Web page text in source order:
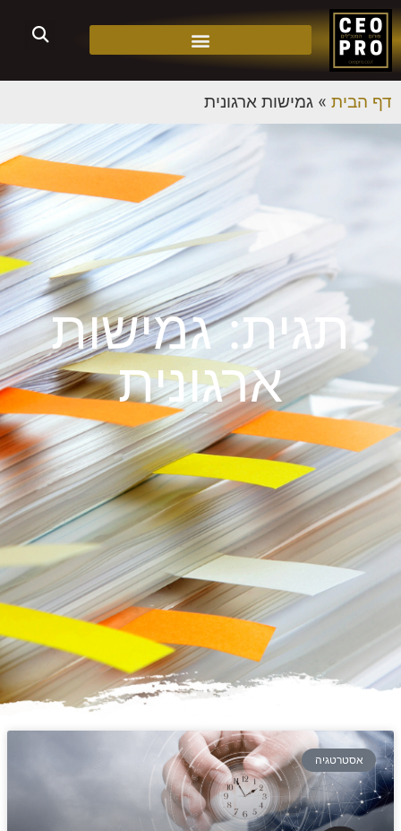
דף הבית » גמישות ארגונית
תגית: גמישות
ארגונית
אסטרטגיה